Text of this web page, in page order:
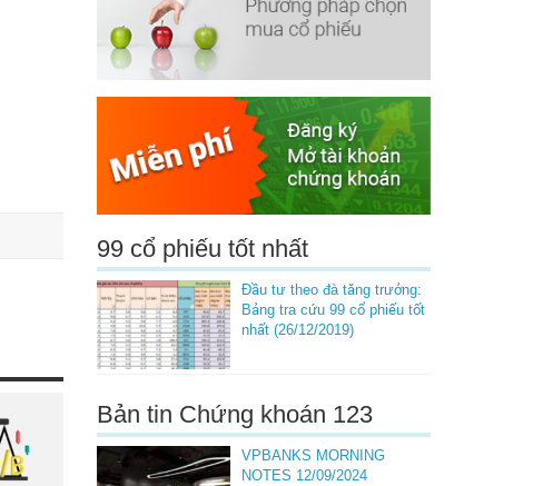
99 cổ phiếu tốt nhất
Đầu tư theo đà tăng trưởng:
Bảng tra cứu 99 cổ phiếu tốt
nhất (26/12/2019)
Bản tin Chứng khoán 123
VPBANKS MORNING
NOTES 12/09/2024